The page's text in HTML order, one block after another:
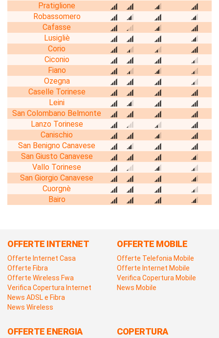
Pratiglione
Robassomero
Cafasse
Lusigliè
Corio
Ciconio
Fiano
Ozegna
Caselle Torinese
Leini
San Colombano Belmonte
Lanzo Torinese
Canischio
San Benigno Canavese
San Giusto Canavese
Vallo Torinese
San Giorgio Canavese
Cuorgnè
Bairo
OFFERTE INTERNET
Offerte Internet Casa
Offerte Fibra
Offerte Wireless Fwa
Verifica Copertura Internet
News ADSL e Fibra
News Wireless
OFFERTE MOBILE
Offerte Telefonia Mobile
Offerte Internet Mobile
Verifica Copertura Mobile
News Mobile
OFFERTE ENERGIA COPERTURA